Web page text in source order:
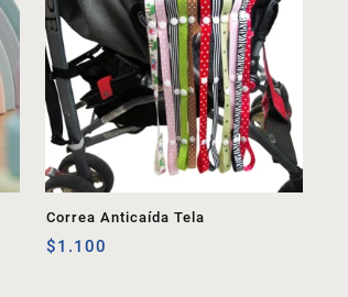
Correa Anticaída Tela
$1.100